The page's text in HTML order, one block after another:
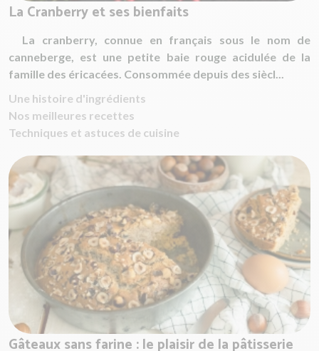
La Cranberry et ses bienfaits
La cranberry, connue en français sous le nom de
canneberge, est une petite baie rouge acidulée de la
famille des éricacées. Consommée depuis des siècl...
Une histoire d'ingrédients
Nos meilleures recettes
Techniques et astuces de cuisine
Gâteaux sans farine : le plaisir de la pâtisserie